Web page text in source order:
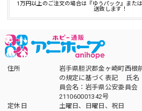
1万円以上のご注文の場合は『ゆうパック』また
送致します！
住所
岩手県胆沢郡金ヶ崎町西
の規定に基づく表記 氏
員会名：岩手県公安委員
211060001342号
定休日
土曜日、日曜日、祝日